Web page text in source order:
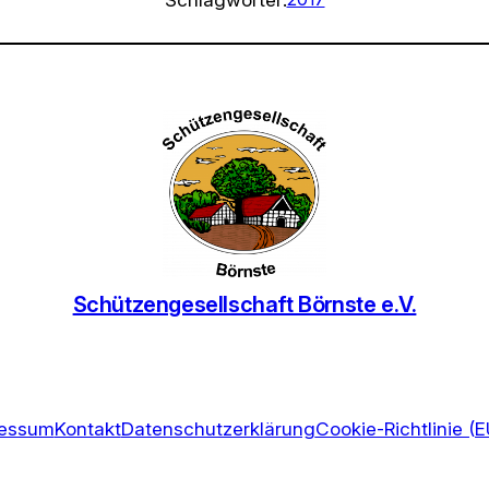
Schützengesellschaft Börnste e.V.
KontaktDatenschutzerklärungCookie-Richtlinie